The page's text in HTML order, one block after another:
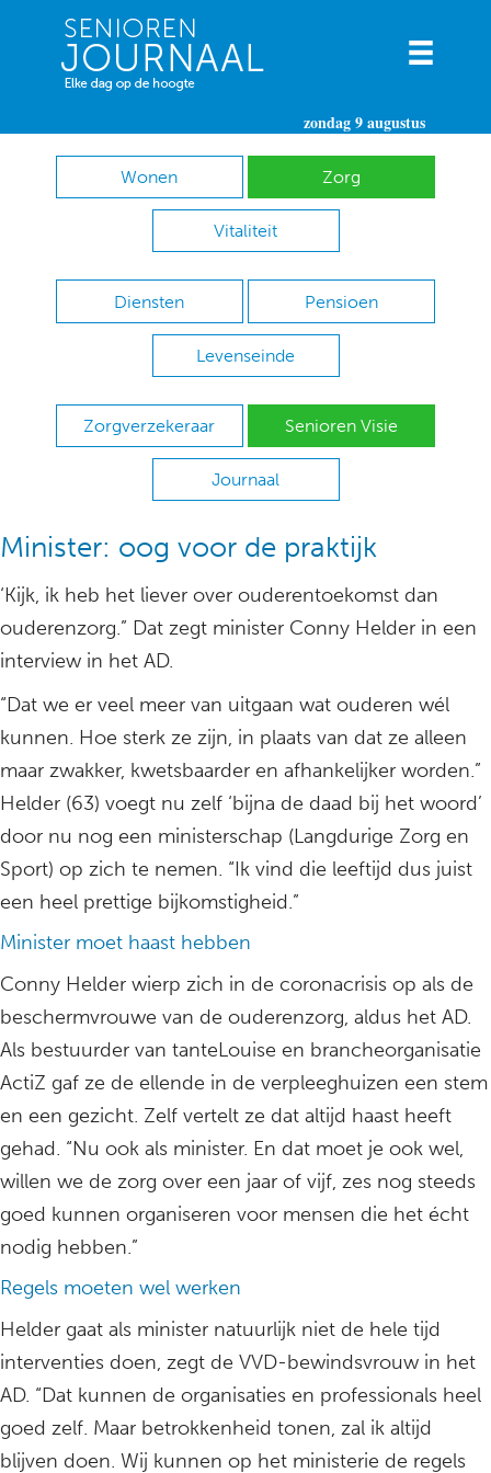
zondag 9 augustus
Wonen Zorg
Vitaliteit
Diensten Pensioen
Levenseinde
Zorgverzekeraar Senioren Visie
Journaal
Minister: oog voor de praktijk
‘Kijk, ik heb het liever over ouderentoekomst dan
ouderenzorg.” Dat zegt minister Conny Helder in een
interview in het AD.
“Dat we er veel meer van uitgaan wat ouderen wél
kunnen. Hoe sterk ze zijn, in plaats van dat ze alleen
maar zwakker, kwetsbaarder en afhankelijker worden.”
Helder (63) voegt nu zelf ‘bijna de daad bij het woord’
door nu nog een ministerschap (Langdurige Zorg en
Sport) op zich te nemen. “Ik vind die leeftijd dus juist
een heel prettige bijkomstigheid.”
Minister moet haast hebben
Conny Helder wierp zich in de coronacrisis op als de
beschermvrouwe van de ouderenzorg, aldus het AD.
Als bestuurder van tanteLouise en brancheorganisatie
ActiZ gaf ze de ellende in de verpleeghuizen een stem
en een gezicht. Zelf vertelt ze dat altijd haast heeft
gehad. “Nu ook als minister. En dat moet je ook wel,
willen we de zorg over een jaar of vijf, zes nog steeds
goed kunnen organiseren voor mensen die het écht
nodig hebben.”
Regels moeten wel werken
Helder gaat als minister natuurlijk niet de hele tijd
interventies doen, zegt de VVD-bewindsvrouw in het
AD. “Dat kunnen de organisaties en professionals heel
goed zelf. Maar betrokkenheid tonen, zal ik altijd
blijven doen. Wij kunnen op het ministerie de regels